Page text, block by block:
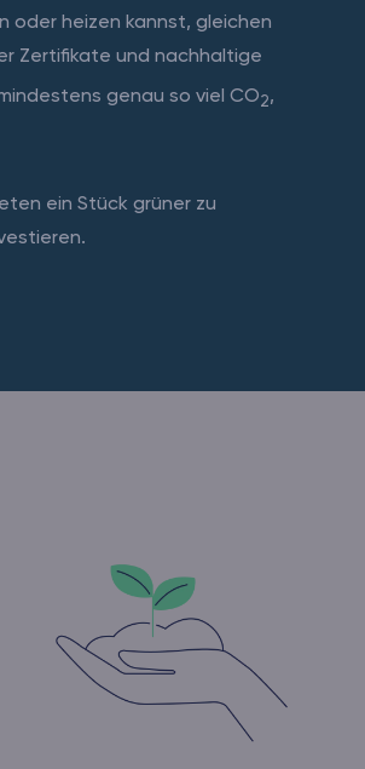
oder heizen kannst, gleichen
Zertifikate und nachhaltige
genau so viel CO2,
ein Stück grüner zu